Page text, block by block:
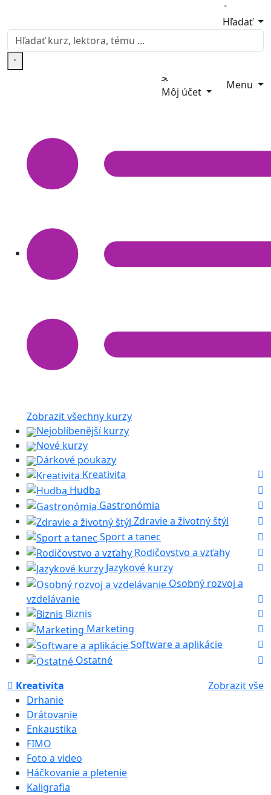
Hľadať
Môj účet
Menu
Zobrazit všechny kurzy
Nejoblíbenější kurzy
Nové kurzy
Dárkové poukazy
Kreativita
Hudba
Gastronómia
Zdravie a životný štýl
Sport a tanec
Rodičovstvo a vzťahy
Jazykové kurzy
Osobný rozvoj a
vzdelávanie
Biznis
Marketing
Software a aplikácie
Ostatné
Kreativita
Zobrazit vše
Drhanie
Drátovanie
Enkaustika
FIMO
Foto a video
Háčkovanie a pletenie
Kaligrafia